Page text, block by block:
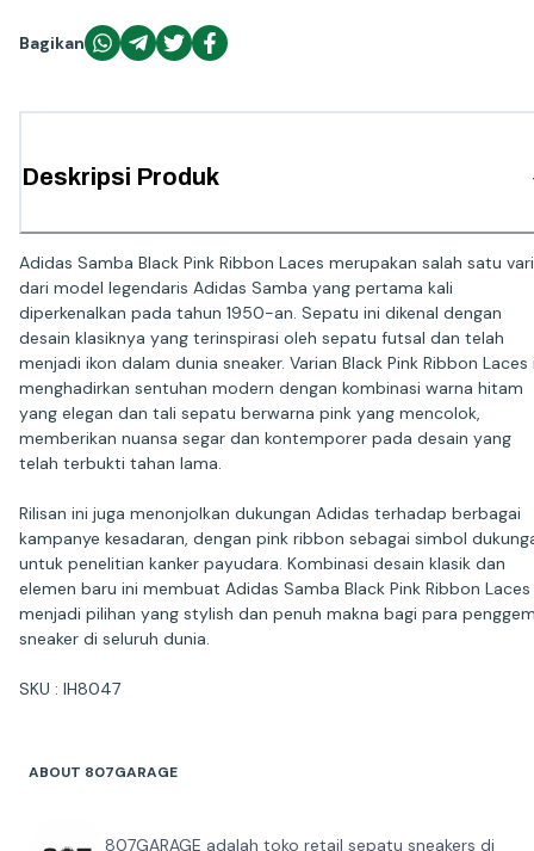
Bagikan
Deskripsi Produk
Adidas Samba Black Pink Ribbon Laces merupakan salah satu
dari model legendaris Adidas Samba yang pertama kali
diperkenalkan pada tahun 1950-an. Sepatu ini dikenal dengan
desain klasiknya yang terinspirasi oleh sepatu futsal dan telah
menjadi ikon dalam dunia sneaker. Varian Black Pink Ribbon Laces
menghadirkan sentuhan modern dengan kombinasi warna hitam
yang elegan dan tali sepatu berwarna pink yang mencolok,
memberikan nuansa segar dan kontemporer pada desain yang
telah terbukti tahan lama.
Rilisan ini juga menonjolkan dukungan Adidas terhadap berbagai
kampanye kesadaran, dengan pink ribbon sebagai simbol
untuk penelitian kanker payudara. Kombinasi desain klasik dan
elemen baru ini membuat Adidas Samba Black Pink Ribbon Laces
menjadi pilihan yang stylish dan penuh makna bagi para
sneaker di seluruh dunia.
SKU : IH8047
ABOUT 807GARAGE
807GARAGE adalah toko retail sepatu sneakers di